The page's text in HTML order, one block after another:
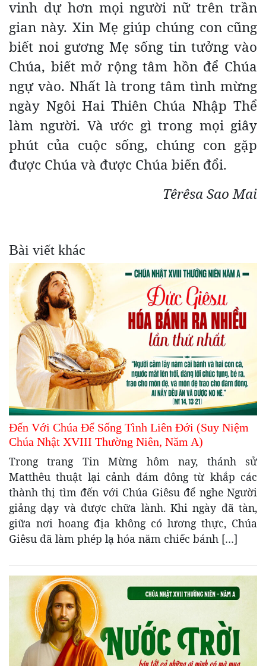
vinh dự hơn mọi người nữ trên trần
gian này. Xin Mẹ giúp chúng con cũng
biết noi gương Mẹ sống tin tưởng vào
Chúa, biết mở rộng tâm hồn để Chúa
ngự vào. Nhất là trong tâm tình mừng
ngày Ngôi Hai Thiên Chúa Nhập Thể
làm người. Và ước gì trong mọi giây
phút của cuộc sống, chúng con gặp
được Chúa và được Chúa biến đổi.
Têrêsa Sao Mai
Bài viết khác
Đến Với Chúa Để Sống Tình Liên Đới (Suy Niệm
Chúa Nhật XVIII Thường Niên, Năm A)
Trong trang Tin Mừng hôm nay, thánh sử
Matthêu thuật lại cảnh đám đông từ khắp các
thành thị tìm đến với Chúa Giêsu để nghe Người
giảng dạy và được chữa lành. Khi ngày đã tàn,
giữa nơi hoang địa không có lương thực, Chúa
Giêsu đã làm phép lạ hóa năm chiếc bánh […]